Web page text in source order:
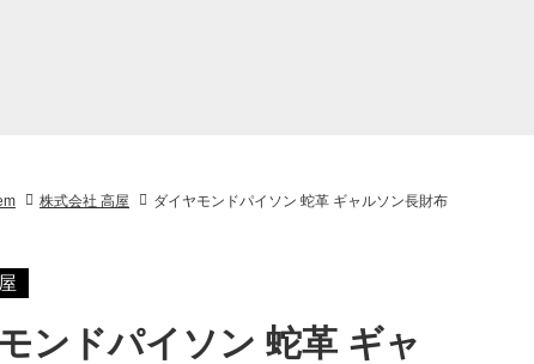
株式会社 高屋 ダイヤモンドパイソン 蛇革 ギャルソン長財布
ンドパイソン 蛇革 ギャ